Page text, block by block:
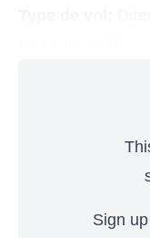
Sign